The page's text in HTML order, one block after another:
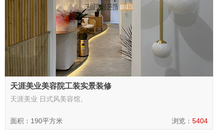
天涯美业美容院工装实景装修
天涯美业 日式风美容馆。
面积：190平方米 浏览： 5404